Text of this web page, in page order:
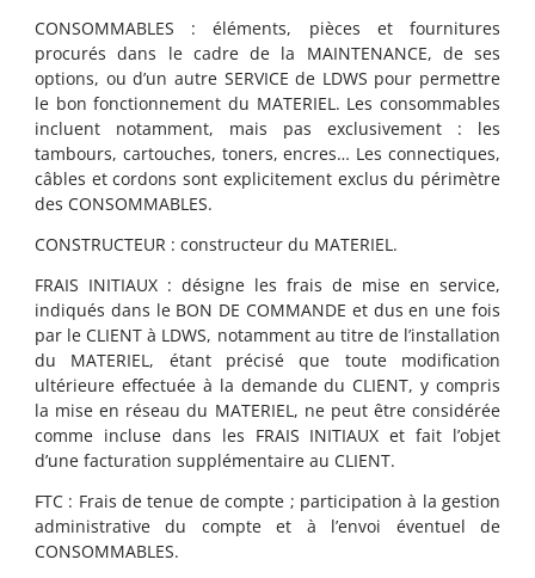
CONSOMMABLES : éléments, pièces et fournitures
procurés dans le cadre de la MAINTENANCE, de ses
options, ou d’un autre SERVICE de LDWS pour permettre
le bon fonctionnement du MATERIEL. Les consommables
incluent notamment, mais pas exclusivement : les
tambours, cartouches, toners, encres… Les connectiques,
câbles et cordons sont explicitement exclus du périmètre
des CONSOMMABLES.
CONSTRUCTEUR : constructeur du MATERIEL.
FRAIS INITIAUX : désigne les frais de mise en service,
indiqués dans le BON DE COMMANDE et dus en une fois
par le CLIENT à LDWS, notamment au titre de l’installation
du MATERIEL, étant précisé que toute modification
ultérieure effectuée à la demande du CLIENT, y compris
la mise en réseau du MATERIEL, ne peut être considérée
comme incluse dans les FRAIS INITIAUXet fait l’objet
d’une facturation supplémentaire au CLIENT.
FTC : Frais de tenue de compte ; participation à la gestion
administrative du compte et à l’envoi éventuel de
CONSOMMABLES.